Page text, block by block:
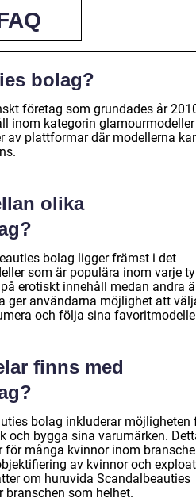
bolag?
företag som grundades år
inom kategorin
av plattformar där modellerna
olika
bolag ligger främst i det
som är populära inom varje
erotiskt innehåll medan andra
ger användarna möjlighet att
och följa sina
finns med
bolag inkluderar möjligheten
och bygga sina varumärken.
många kvinnor inom
av kvinnor och
om huruvida Scandalbeauties
som helhet.